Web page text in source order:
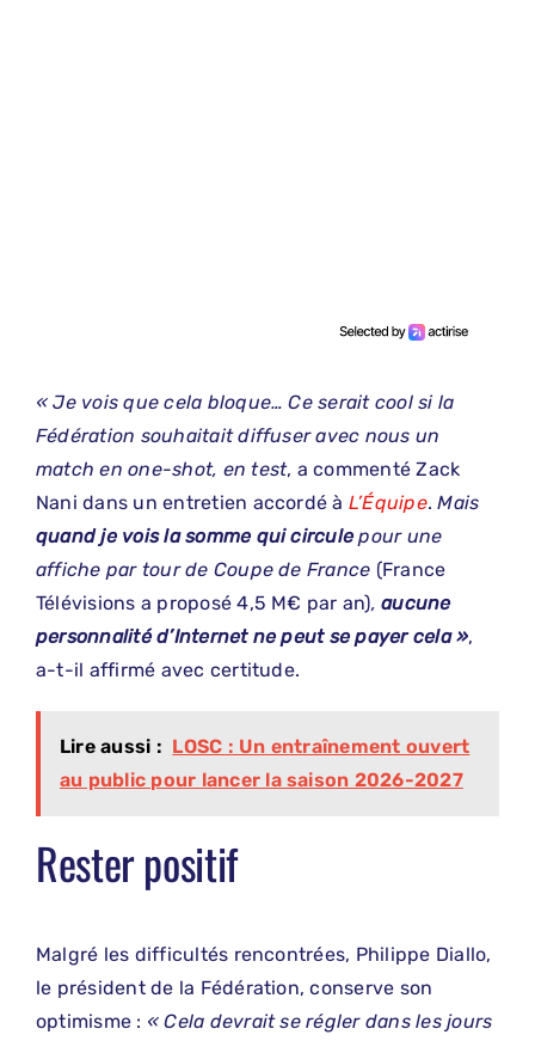
« Je vois que cela bloque… Ce serait cool si la
Fédération souhaitait diffuser avec nous un
match en one-shot, en test, a commenté Zack
Nani dans un entretien accordé à L’Équipe.Mais
quand je vois la somme qui circulepour une
affiche par tour de Coupe de France (France
Télévisions a proposé 4,5 M€ par an),aucune
personnalité d’Internet ne peut se payer cela »,
a-t-il affirmé avec certitude.
Lire aussi : LOSC : Un entraînement ouvert
au public pour lancer la saison 2026-2027
Rester positif
Malgré les difficultés rencontrées, Philippe Diallo,
le président de la Fédération, conserve son
optimisme : « Cela devrait se régler dans les jours